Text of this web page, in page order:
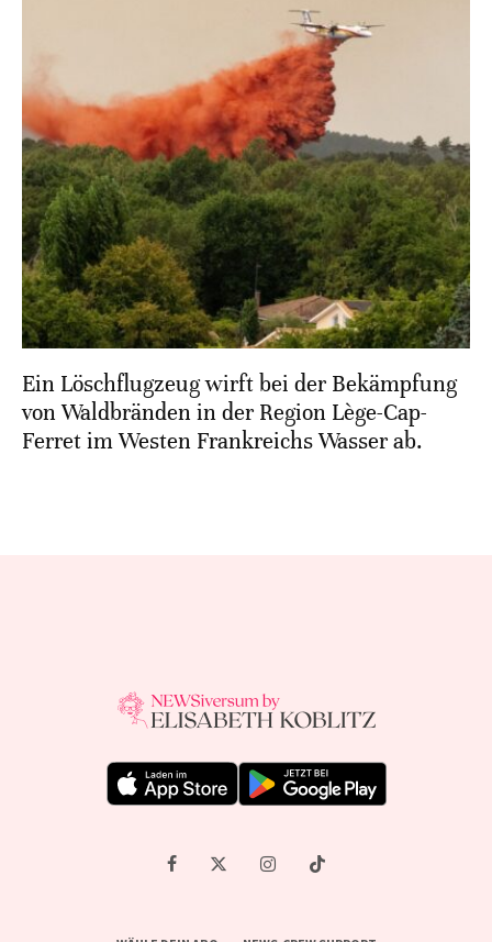
Ein Löschflugzeug wirft bei der Bekämpfung
von Waldbränden in der Region Lège-Cap-
Ferret im Westen Frankreichs Wasser ab.